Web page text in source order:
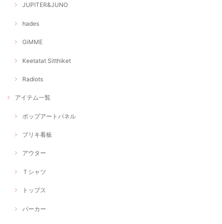
JUPITER&JUNO
hades
GiMME
Keetatat Sitthiket
Radiots
アイテム一覧
ポップアートパネル
ブリキ看板
アウター
Ｔシャツ
トップス
パーカー